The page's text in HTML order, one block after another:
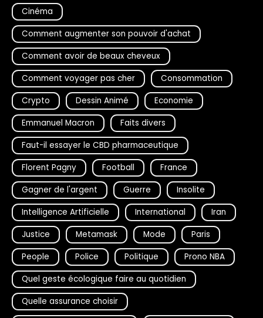
Cinéma
Comment augmenter son pouvoir d'achat
Comment avoir de beaux cheveux
Comment voyager pas cher
Consommation
Crypto
Dessin Animé
Economie
Emmanuel Macron
Faits divers
Faut-il essayer le CBD pharmaceutique
Florent Pagny
Football
France
Gagner de l'argent
Guerre
Insolite
Intelligence Artificielle
International
Iran
Justice
Metamask Mode
Paris
People
Police Politique
Prono NBA
Quel geste écologique faire au quotidien
Quelle assurance choisir